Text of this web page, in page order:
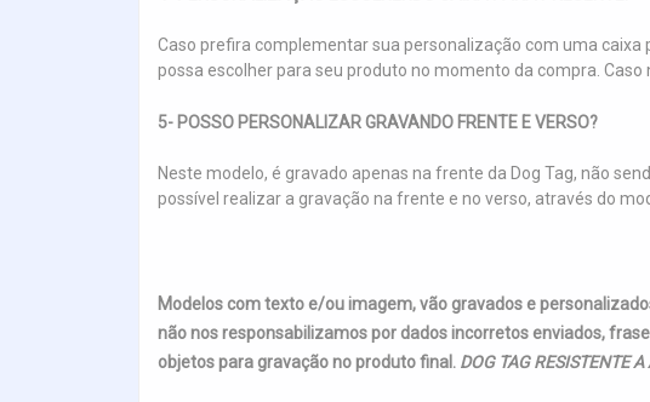
Caso prefira complementar sua personalização com uma caixa
possa escolher para seu produto no momento da compra.
5- POSSO PERSONALIZAR GRAVANDO FRENTE E VERSO?
Neste modelo, é gravado apenas na frente da Dog Tag, não
possível realizar a gravação na frente e no verso, através do
Modelos com texto e/ou imagem, vão gravados e
não nos responsabilizamos por dados incorretos enviados,
objetos para gravação no produto final. DOG TAG RESISTENTE